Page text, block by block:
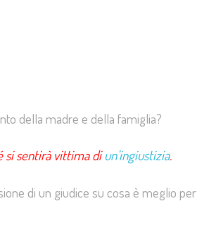
della madre e della famiglia?
si sentirà vittima diun’ingiustizia.
di un giudice su cosa è meglio per